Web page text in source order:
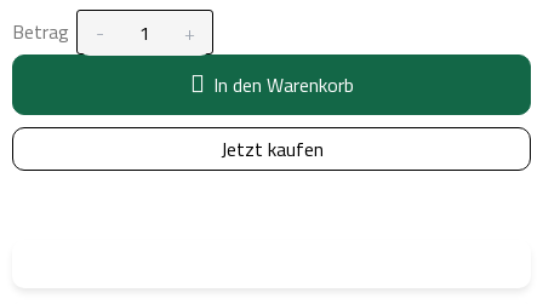
Betrag
In den Warenkorb
Jetzt kaufen